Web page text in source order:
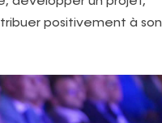
positivement à son